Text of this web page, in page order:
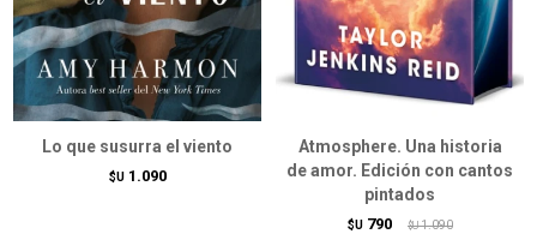
Lo que susurra el viento
$U 1.090
Atmosphere. Una historia
de amor. Edición con cantos
pintados
$U 790 $U 1.090